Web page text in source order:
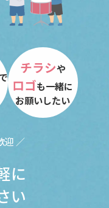
で
チラシや
ロゴも一緒に
お願いしたい
迎 ／
に
い